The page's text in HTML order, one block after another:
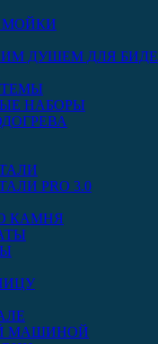
МОЙКИ
ДУШЕМ ДЛЯ БИДЕ
НАБОРЫ
PRO 3.0
КАМНЯ
МАШИНОЙ